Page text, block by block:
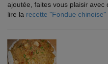
ajoutée, faites vous plaisir avec
lire la recette "Fondue chinoise"